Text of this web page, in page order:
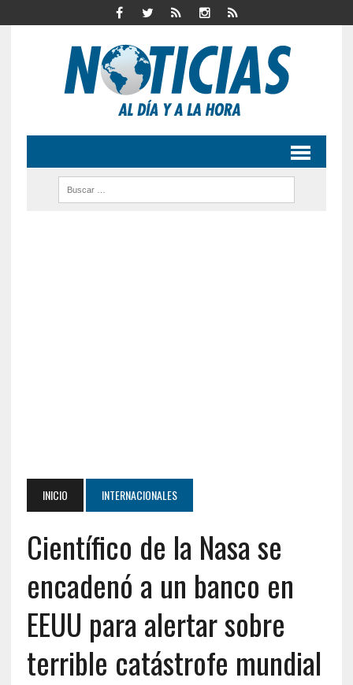
INICIO INTERNACIONALES
Científico de la Nasa se
encadenó a un banco en
EEUU para alertar sobre
terrible catástrofe mundial